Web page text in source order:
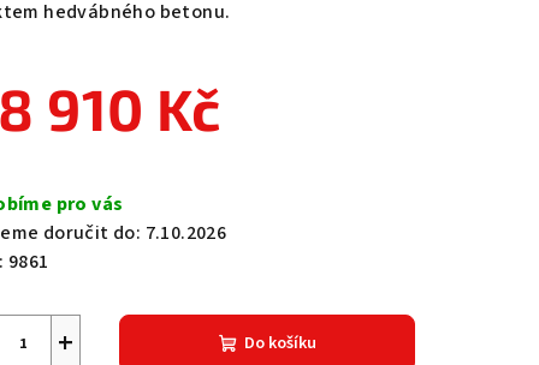
hedvábného betonu.
910 Kč
pro vás
doručit do: 7.10.2026
9861
+ Do košíku